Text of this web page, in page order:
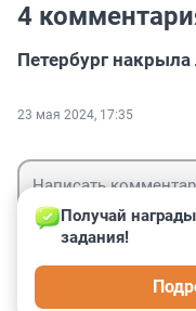
4
Петербург
23 мая 2024, 17:35
Получай
задания!